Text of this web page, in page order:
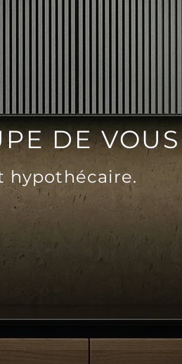
DE
hypothécaire.